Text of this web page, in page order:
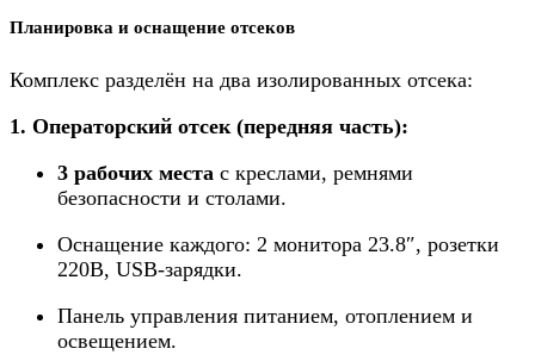
Планировка и оснащение отсеков
Комплекс разделён на два изолированных отсека:
1. Операторский отсек (передняя часть):
3 рабочих места с креслами, ремнями
безопасности и столами.
Оснащение каждого: 2 монитора 23.8″, розетки
220В, USB-зарядки.
Панель управления питанием, отоплением и
освещением.